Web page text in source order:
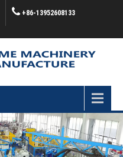
+86-13952608133